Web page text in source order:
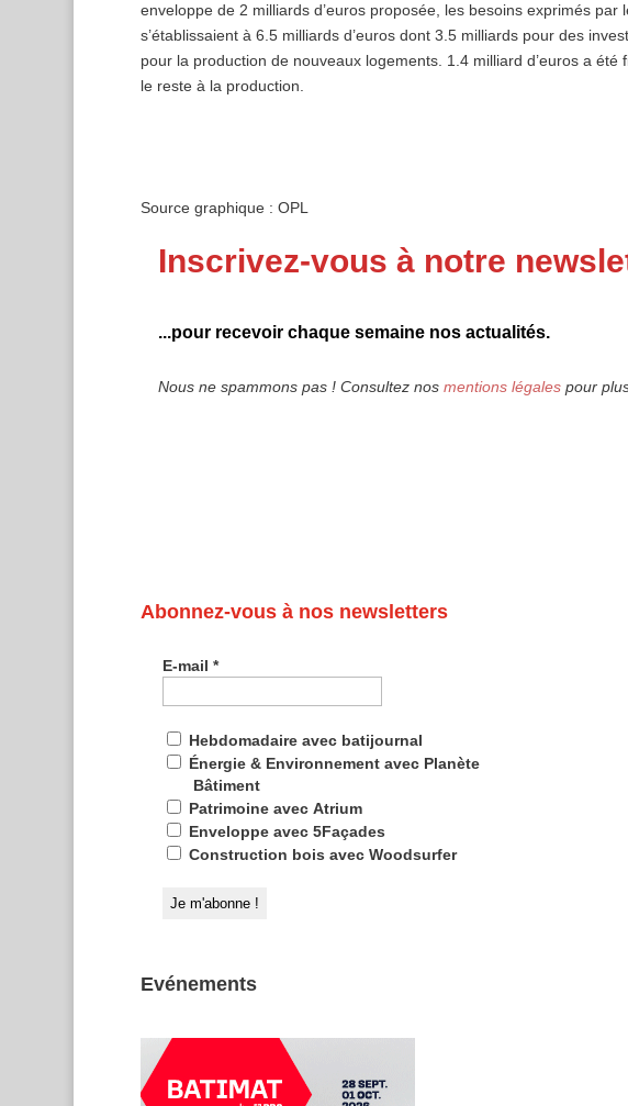
enveloppe de 2 milliards d’euros proposée, les besoins exprimés par
s’établissaient à 6.5 milliards d’euros dont 3.5 milliards pour des
pour la production de nouveaux logements. 1.4 milliard d’euros a
le reste à la production.
Source graphique : OPL
Inscrivez-vous à notre
...pour recevoir chaque semaine nos actualités.
Nous ne spammons pas ! Consultez nos mentions légalespour
Abonnez-vous à nos newsletters
E-mail *
Hebdomadaire avec batijournal
Énergie & Environnement avec Planète
Bâtiment
Patrimoine avec Atrium
Enveloppe avec 5Façades
Construction bois avec Woodsurfer
Evénements